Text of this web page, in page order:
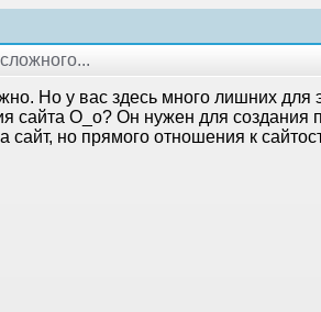
Но у вас здесь много лишних
сайта О_о? Он нужен для
сайт, но прямого отношения к